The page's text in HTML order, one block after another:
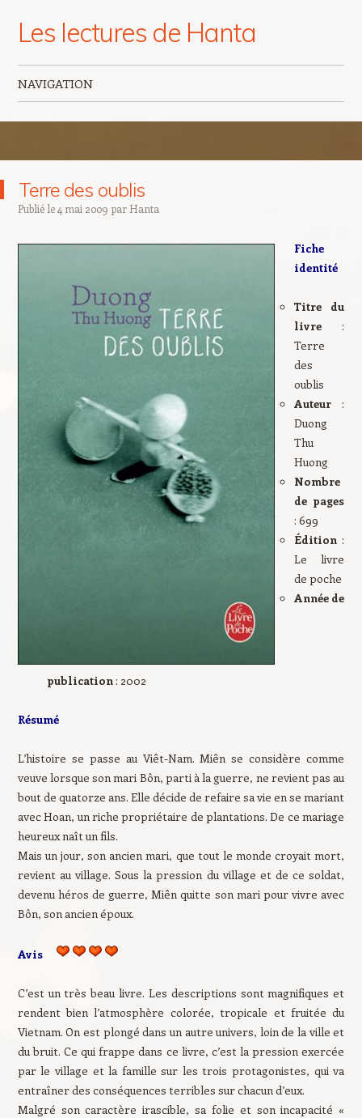
Les lectures de Hanta
NAVIGATION
Terre des oublis
Publié le4 mai 2009 par Hanta
Fiche
identité
Titre du
livre:
Terre
des
oublis
Auteur:
Duong
Thu
Huong
Nombre
de pages
: 699
Édition:
Le livre
de poche
Année de
publication: 2002
Résumé
L’histoire se passe au Viêt-Nam. Miên se considère comme
veuve lorsque son mari Bôn, parti à la guerre, ne revient pas au
bout de quatorze ans. Elle décide de refaire sa vie en se mariant
avec Hoan, un riche propriétaire de plantations. De ce mariage
heureux naît un fils.
Mais un jour, son ancien mari, que tout le monde croyait mort,
revient au village. Sous la pression du village et de ce soldat,
devenu héros de guerre, Miên quitte son mari pour vivre avec
Bôn, son ancien époux.
Avis
C’est un très beau livre. Les descriptions sont magnifiques et
rendent bien l’atmosphère colorée, tropicale et fruitée du
Vietnam. On est plongé dans un autre univers, loin de la ville et
du bruit. Ce qui frappe dans ce livre, c’est la pression exercée
par le village et la famille sur les trois protagonistes, qui va
entraîner des conséquences terribles sur chacun d’eux.
Malgré son caractère irascible, sa folie et son incapacité «